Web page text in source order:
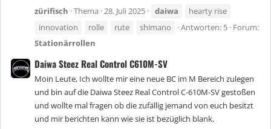
zürifisch Thema 28. Juli 2025 daiwa
hearty rise
innovation
rolle rute shimano Antworten: 5 Forum:
Stationärrollen
Daiwa Steez Real Control C610M-SV
Moin Leute, Ich wollte mir eine neue BC im M Bereich zulegen
und bin auf die Daiwa Steez Real Control C-610M-SV gestoßen
und wollte mal fragen ob die zufällig jemand von euch besitzt
und mir berichten kann wie sie ist bezüglich blank,